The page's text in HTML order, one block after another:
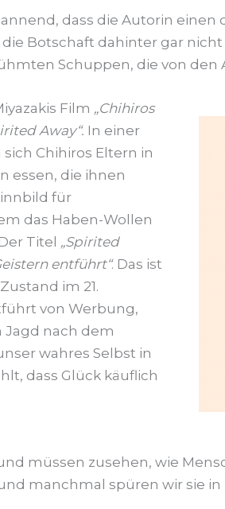
dass die Autorin
Botschaft dahinter gar
Schuppen, die von den
Film „Chihiros
Away“. In einer
Chihiros Eltern in
essen, die ihnen
für
das Haben-Wollen
Titel „Spirited
entführt“. Das ist
im 21.
von Werbung,
Jagd nach dem
wahres Selbst in
dass Glück käuflich
müssen zusehen, wie
manchmal spüren wir sie in